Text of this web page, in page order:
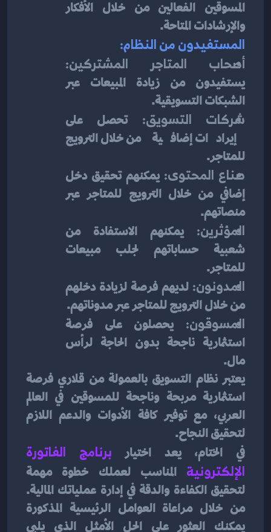
المسوقين الفعالين من خلال الأفكار
والإرشادات المتاحة.
المستفيدون من النظام:
أصحاب المتاجر المشتركين:
يستفيدون من زيادة المبيعات عبر
الشبكات التسويقية.
شركات التسويق:
للمتاجر.
صناع المحتوى:
إضافي من خلال الترويج للمتاجر عبر
منصاتهم.
المؤثرين:
للمتاجر.
المدونون:
من خلال الترويج للمتاجر عبر مدوناتهم.
المسوقون: يحصلون على فرصة
مال.
لتحقيق النجاح.
في الختام، يعد اختيار
الإلكترونية